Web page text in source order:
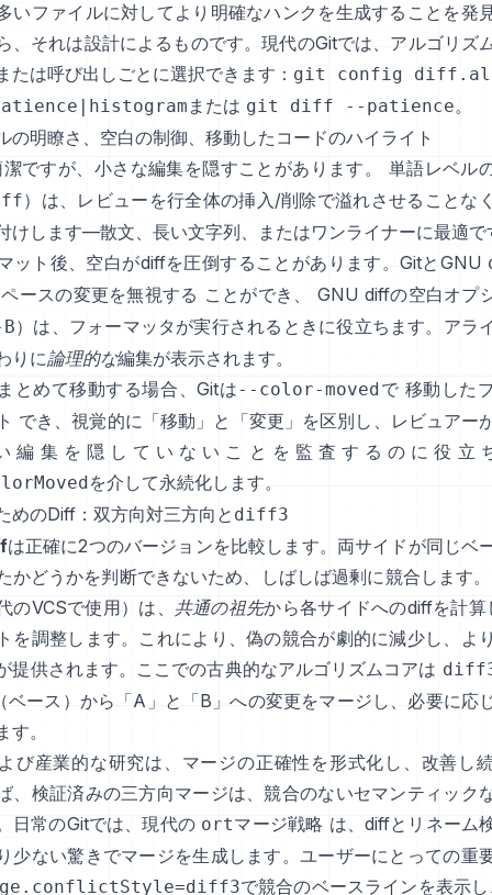
いファイルに対してより明確なハンクを生成することを発
、それは設計によるものです。現代のGitでは、アルゴリズ
たは呼び出しごとに選択できます： git config
または git diff --patience。
の明瞭さ、空白の制御、移動したコードのハイライト
ですが、小さな編集を隠すことがあります。
単語レベル
）は、レビューを行全体の挿入/削除で溢れさせることな
けします—散文、長い文字列、またはワンライナーに最適で
ット後、空白がdiffを圧倒することがあります。GitとGNU
ースの変更を無視する ことができ、 GNU diffの空白オプ
）は、フォーマッタが実行されるときに役立ちます。アラ
りに論理的な編集が表示されます。
とめて移動する場合、Gitは--color-movedで 移動した
でき、視覚的に「移動」と「変更」を区別し、レビュアー
編集を隠していないことを監査するのに役立
を介して永続化します。
めのDiff：双方向対三方向と diff3
は正確に2つのバージョンを比較します。両サイドが同じベ
かどうかを判断できないため、しばしば過剰に競合します。
のVCSで使用）は、 共通の祖先から各サイドへのdiffを計算
を調整します。これにより、偽の競合が劇的に減少し、よ
提供されます。ここでの古典的なアルゴリズムコアは
ベース）から「A」と「B」への変更をマージし、必要に応
す。
び産業的な研究は、マージの正確性を形式化し、改善し
、検証済みの三方向マージは、競合のないセマンティック
日常のGitでは、現代の ortマージ戦略 は、diffとリネーム
少ない驚きでマージを生成します。ユーザーにとっての重
で競合のベースラインを表示